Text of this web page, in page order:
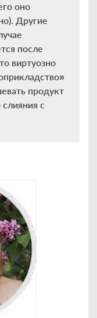
оно
Другие
после
виртуозно
продукт
с